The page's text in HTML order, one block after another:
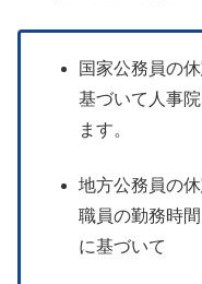
国家公務員の
基づいて人事
ます。
地方公務員の
職員の勤務時
に基づいて